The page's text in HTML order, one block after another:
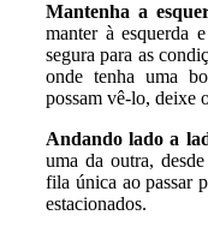
Mantenha a
manter à esquerda
segura para as
onde tenha uma
possam vê-lo, deixe
Andando lado a
uma da outra,
fila única ao passar
estacionados.